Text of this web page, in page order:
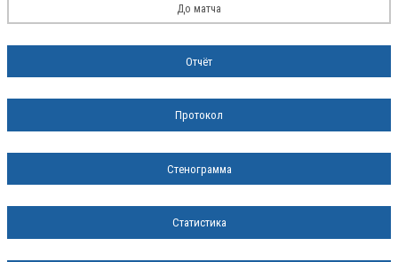
До матча
Отчёт
Протокол
Стенограмма
Статистика